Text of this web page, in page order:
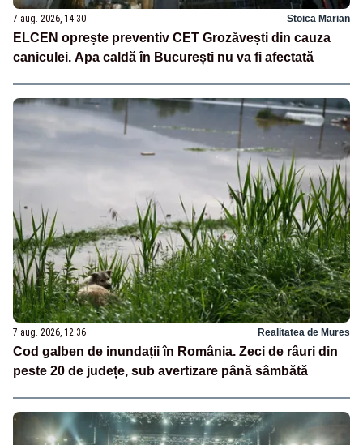
7 aug. 2026, 14:30 Stoica Marian
ELCEN oprește preventiv CET Grozăvești din cauza
caniculei. Apa caldă în București nu va fi afectată
7 aug. 2026, 12:36 Realitatea de Mures
Cod galben de inundații în România. Zeci de râuri din
peste 20 de județe, sub avertizare până sâmbătă